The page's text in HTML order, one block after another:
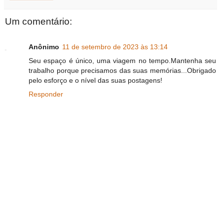
Um comentário:
Anônimo 11 de setembro de 2023 às 13:14
Seu espaço é único, uma viagem no tempo.Mantenha seu
trabalho porque precisamos das suas memórias...Obrigado
pelo esforço e o nível das suas postagens!
Responder